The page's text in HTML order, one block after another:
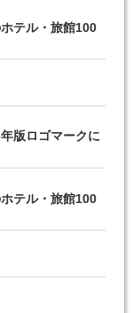
テル・旅館100
版ロゴマークに
テル・旅館100